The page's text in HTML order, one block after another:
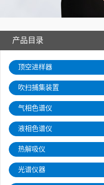
产品目录
顶空进样器
吹扫捕集装置
气相色谱仪
液相色谱仪
热解吸仪
光谱仪器